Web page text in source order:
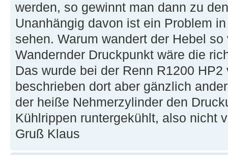
werden, so gewinnt man dann zu
Unanhängig davon ist ein Problem
sehen. Warum wandert der Hebel so
Wandernder Druckpunkt wäre die
Das wurde bei der Renn R1200
beschrieben dort aber gänzlich
der heiße Nehmerzylinder den
Kühlrippen runtergekühlt, also nicht
Gruß Klaus